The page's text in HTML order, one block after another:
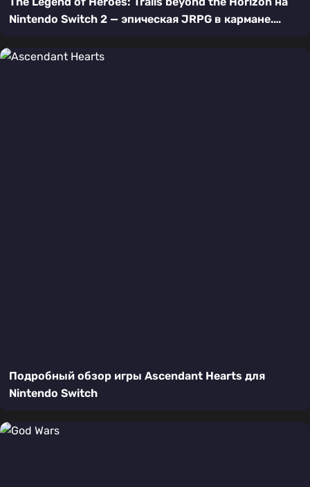
Nintendo Switch 2 — эпическая JRPG в кармане.
Подробный обзор игры Ascendant Hearts для
Nintendo Switch